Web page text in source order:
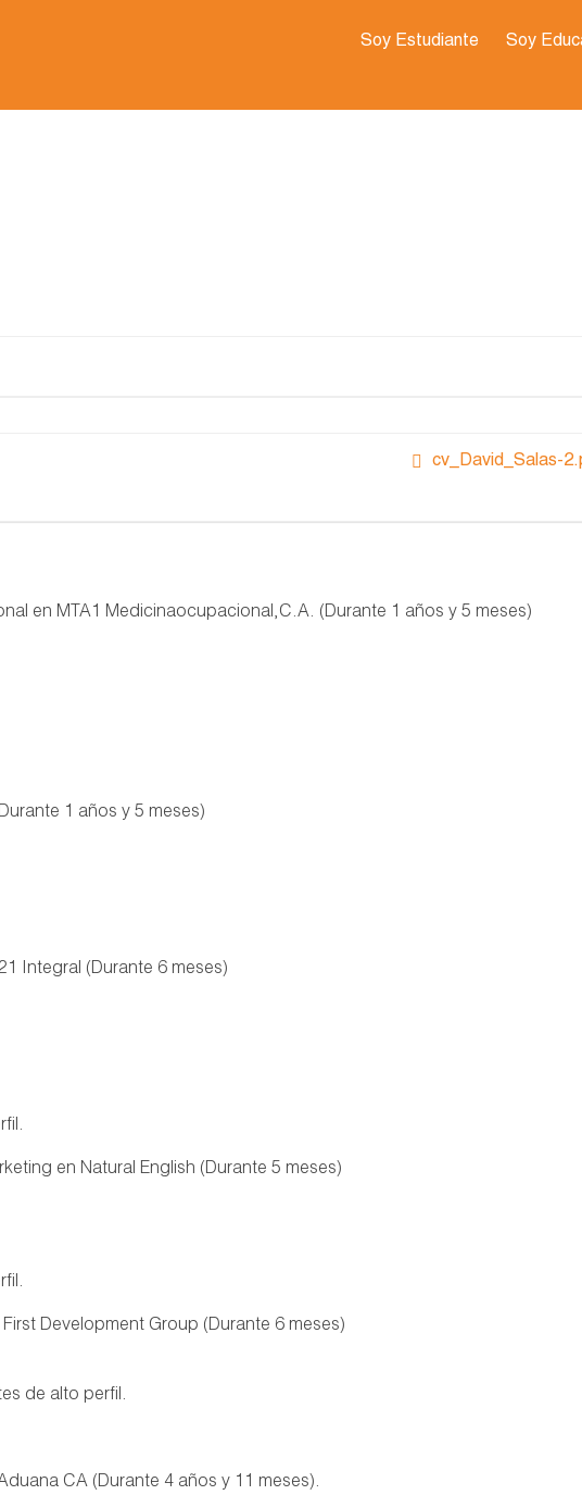
Soy Estudiante Soy
cv_David_Salas-
en MTA1 Medicinaocupacional,C.A. (Durante 1 años y 5 meses)
1 años y 5 meses)
Integral (Durante 6 meses)
en Natural English (Durante 5 meses)
Development Group (Durante 6 meses)
de alto perfil.
CA (Durante 4 años y 11 meses).